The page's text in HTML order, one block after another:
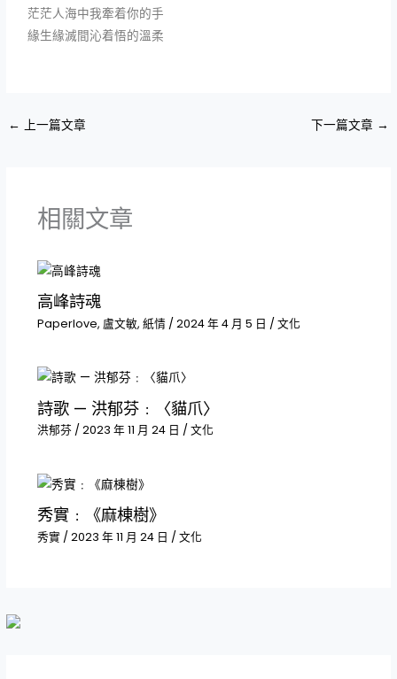
茫茫人海中我牽着你的手
緣生緣滅間沁着悟的溫柔
← 上一篇文章 下一篇文章 →
相關文章
高峰詩魂
Paperlove, 盧文敏, 紙情/ 2024 年 4 月 5 日 / 文化
詩歌 — 洪郁芬﹕〈貓爪〉
洪郁芬/ 2023 年 11 月 24 日 / 文化
秀實﹕《麻棟樹》
秀實/ 2023 年 11 月 24 日 / 文化